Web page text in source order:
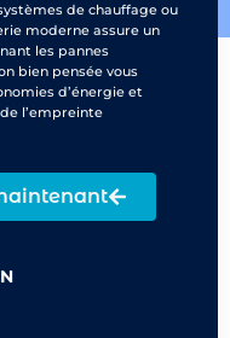
de chauffage ou
moderne assure un
les pannes
bien pensée vous
d’énergie et
l’empreinte